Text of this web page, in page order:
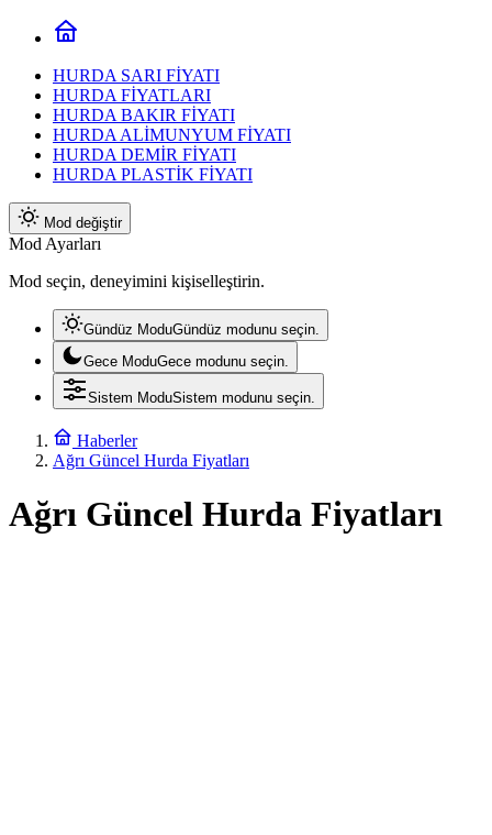
HURDA SARI FİYATI
HURDA FİYATLARI
HURDA BAKIR FİYATI
HURDA ALİMUNYUM FİYATI
HURDA DEMİR FİYATI
HURDA PLASTİK FİYATI
Mod değiştir
Mod Ayarları
Mod seçin, deneyimini kişiselleştirin.
Gündüz ModuGündüz modunu seçin.
Gece ModuGece modunu seçin.
Sistem ModuSistem modunu seçin.
Haberler
Ağrı Güncel Hurda Fiyatları
Ağrı Güncel Hurda Fiyatları